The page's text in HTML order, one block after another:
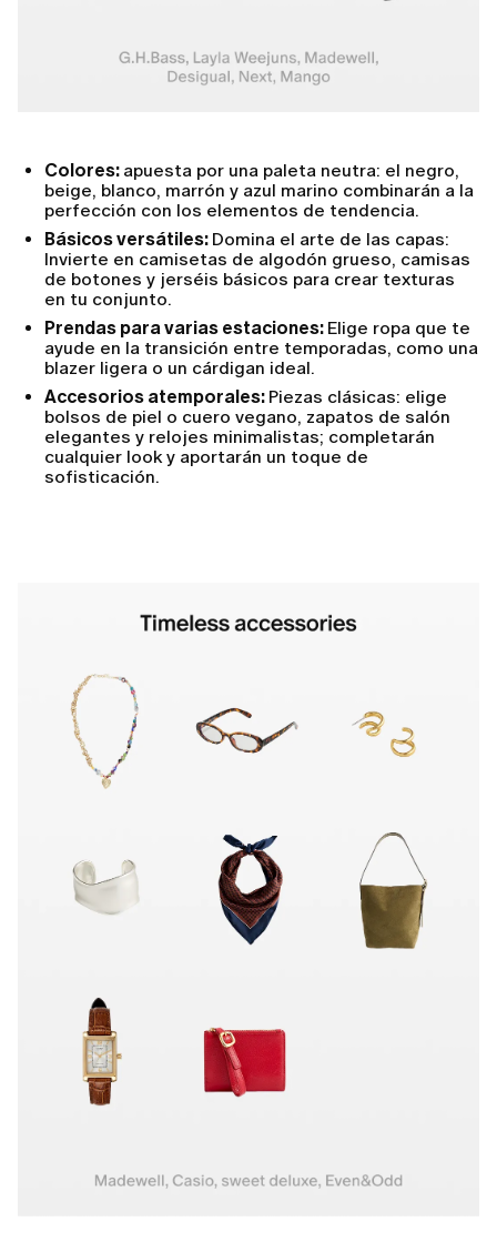
Colores: apuesta por una paleta neutra: el negro,
beige, blanco, marrón y azul marino combinarán a la
perfección con los elementos de tendencia.
Básicos versátiles: Domina el arte de las capas:
Invierte en camisetas de algodón grueso, camisas
de botones y jerséis básicos para crear texturas
en tu conjunto.
Prendas para varias estaciones: Elige ropa que te
ayude en la transición entre temporadas, como una
blazer ligera o un cárdigan ideal.
Accesorios atemporales: Piezas clásicas: elige
bolsos de piel o cuero vegano, zapatos de salón
elegantes y relojes minimalistas; completarán
cualquier look y aportarán un toque de
sofisticación.